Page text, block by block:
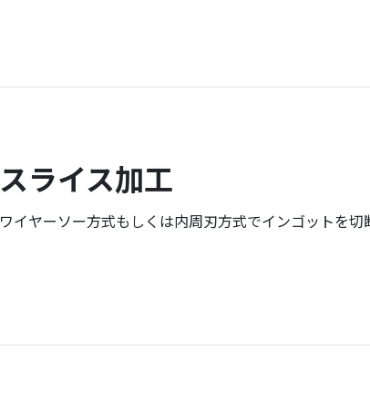
スライス加工
ワイヤーソー方式もしくは内周刃方式でインゴットを切